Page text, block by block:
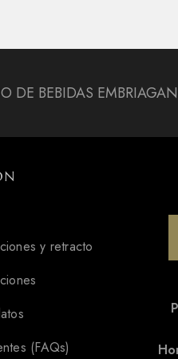
DE BEBIDAS
y retracto
(FAQs)